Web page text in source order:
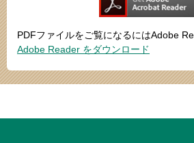
PDFファイルをご覧になるにはAdobe
Adobe Reader をダウンロード